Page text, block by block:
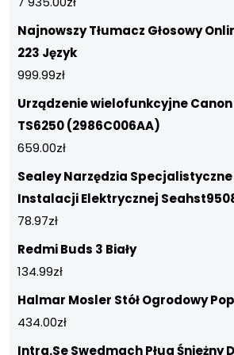
Najnowszy Tłumacz Głosowy
223 Język
999.99zł
Urządzenie wielofunkcyjne
TS6250 (2986C006AA)
659.00zł
Sealey Narzędzia Specjalistyczne
Instalacji Elektrycznej
78.97zł
Redmi Buds 3 Biały
134.99zł
Halmar Mosler Stół Ogrodowy
434.00zł
Intra.Se Swedmach Pług Śnieżny